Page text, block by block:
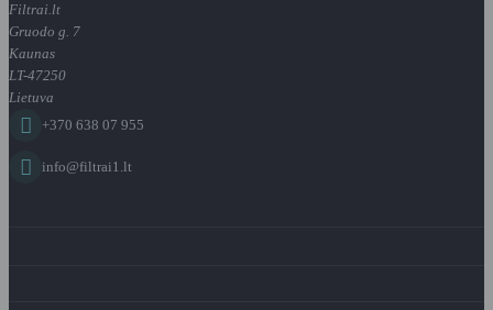
Filtrai.lt
Gruodo g. 7
Kaunas
LT-47250
Lietuva
 +370 638 07 955
 info@filtrai1.lt